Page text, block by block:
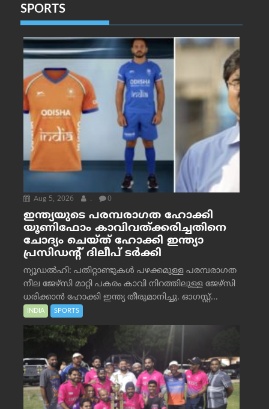
SPORTS
Aug 5, 2026 . 0
ഇന്ത്യയുടെ പരമ്പരാഗത ഹോക്കി
യൂണിഫോം കാവിവത്ക്കരിച്ചതിനെ
ചോദ്യം ചെയ്ത് ഹോക്കി ഇന്ത്യാ
പ്രസിഡന്റ് ദിലീപ് ടര്‍ക്കി
ന്യൂഡൽഹി: പതിറ്റാണ്ടുകൾ പഴക്കമുള്ള പരമ്പരാഗത
നീല ജേഴ്‌സി മാറ്റി പകരം കാവി നിറത്തിലുള്ള ജേഴ്‌സി
ധരിക്കാൻ ഹോക്കി ഇന്ത്യ തീരുമാനിച്ചു. ഓഗസ്റ്റ്...
INDIA SPORTS